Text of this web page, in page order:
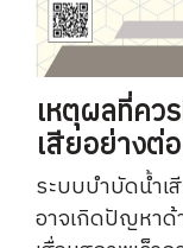
เหตุผลที่คว
เสียอย่างต่
ระบบบำบัดน้ำเ
อาจเกิดปัญหา